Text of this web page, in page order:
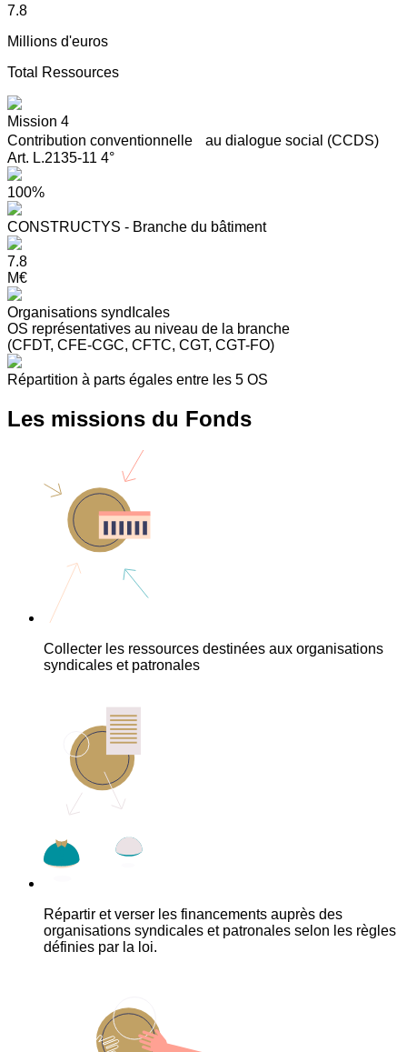
7.8
Millions d'euros
Total Ressources
Mission 4
Contribution conventionnelle au dialogue social (CCDS)
Art. L.2135-11 4°
100%
CONSTRUCTYS - Branche du bâtiment
7.8
M€
Organisations syndIcales
OS représentatives au niveau de la branche
(CFDT, CFE-CGC, CFTC, CGT, CGT-FO)
Répartition à parts égales entre les 5 OS
Les missions du Fonds
Collecter les ressources destinées aux organisations
syndicales et patronales
Répartir et verser les financements auprès des
organisations syndicales et patronales selon les règles
définies par la loi.